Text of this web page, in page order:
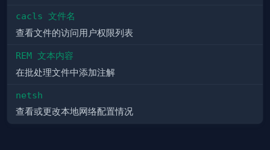
cacls 文件名
查看文件的访问用户权限列表
REM 文本内容
在批处理文件中添加注解
netsh
查看或更改本地网络配置情况